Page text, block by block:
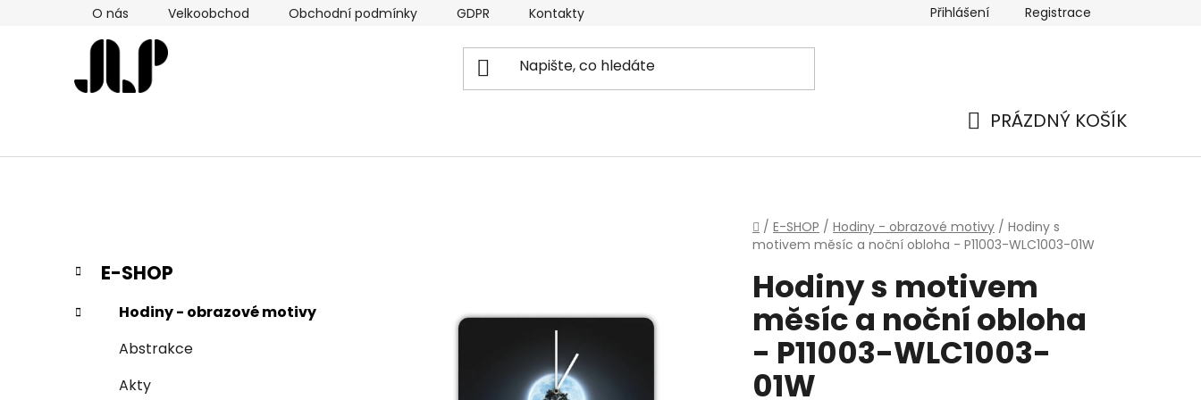
O nás Velkoobchod Obchodní podmínky GDPR Kontakty Přihlášení Registrace
PRÁZDNÝ KOŠÍK
Domů
/ E-SHOP / Hodiny - obrazové motivy / Hodiny s
motivem měsíc a noční obloha - P11003-WLC1003-01W
P
s
Přeskočit
kategorie
K
a
t
e
E-SHOP
Hodiny - obrazové motivy
Abstrakce
Akty
Hodiny s motivem
měsíc a noční obloha
- P11003-WLC1003-
01W